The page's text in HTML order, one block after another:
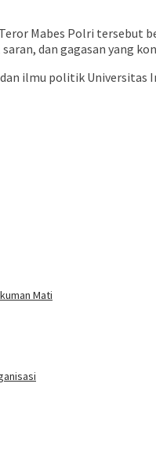
Mabes Polri
dan gagasan yang
ilmu politik
Mati